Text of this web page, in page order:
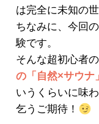
は完全に未知の世
ちなみに、今回
験です。
そんな超初心者の
の「自然×サウナ
いうくらいに味
乞うご期待！